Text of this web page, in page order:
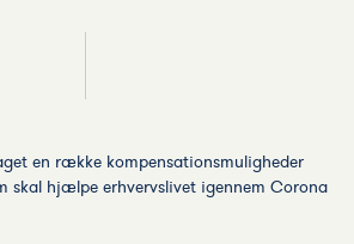
en række kompensationsmuligheder
skal hjælpe erhvervslivet igennem Corona